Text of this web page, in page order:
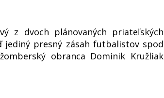
z dvoch plánovaných priateľských
presný zásah futbalistov spod
obranca Dominik Kružliak